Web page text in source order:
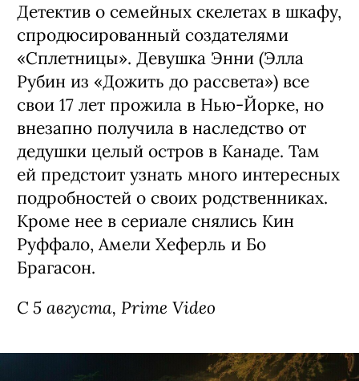
Детектив о семейных скелетах в шкафу,
спродюсированный создателями
«Сплетницы». Девушка Энни (Элла
Рубин из «Дожить до рассвета») все
свои 17 лет прожила в Нью-Йорке, но
внезапно получила в наследство от
дедушки целый остров в Канаде. Там
ей предстоит узнать много интересных
подробностей о своих родственниках.
Кроме нее в сериале снялись Кин
Руффало, Амели Хеферль и Бо
Брагасон.
С 5 августа, Prime Video